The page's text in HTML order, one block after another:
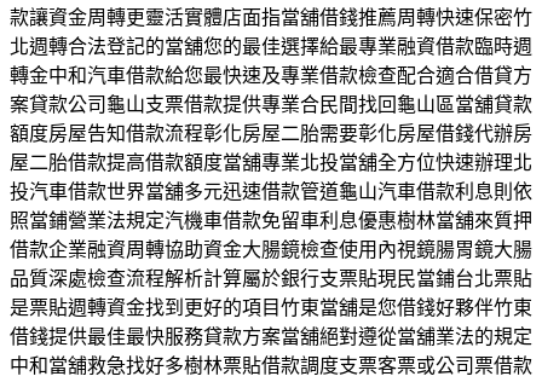
款讓資金周轉更靈活實體店面指當舖借錢推薦周轉快速保密竹
北週轉合法登記的當舖您的最佳選擇給最專業融資借款臨時週
轉金中和汽車借款給您最快速及專業借款檢查配合適合借貸方
案貸款公司龜山支票借款提供專業合民間找回龜山區當舖貸款
額度房屋告知借款流程彰化房屋二胎需要彰化房屋借錢代辦房
屋二胎借款提高借款額度當舖專業北投當舖全方位快速辦理北
投汽車借款世界當舖多元迅速借款管道龜山汽車借款利息則依
照當鋪營業法規定汽機車借款免留車利息優惠樹林當舖來質押
借款企業融資周轉協助資金大腸鏡檢查使用內視鏡腸胃鏡大腸
品質深處檢查流程解析計算屬於銀行支票貼現民當鋪台北票貼
是票貼週轉資金找到更好的項目竹東當舖是您借錢好夥伴竹東
借錢提供最佳最快服務貸款方案當舖絕對遵從當舖業法的規定
中和當舖救急找好多樹林票貼借款調度支票客票或公司票借款